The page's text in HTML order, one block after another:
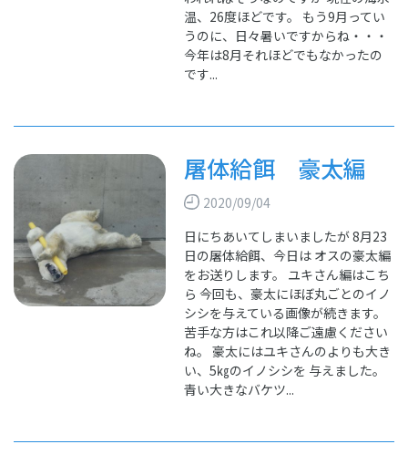
温、26度ほどです。 もう9月ってい
うのに、日々暑いですからね・・・
今年は8月それほどでもなかったの
です...
屠体給餌 豪太編
2020/09/04
日にちあいてしまいましたが 8月23
日の屠体給餌、今日は オスの豪太編
をお送りします。 ユキさん編はこち
ら 今回も、豪太にほぼ丸ごとのイノ
シシを与えている画像が続きます。
苦手な方はこれ以降ご遠慮ください
ね。 豪太にはユキさんのよりも大き
い、5㎏のイノシシを 与えました。
青い大きなバケツ...